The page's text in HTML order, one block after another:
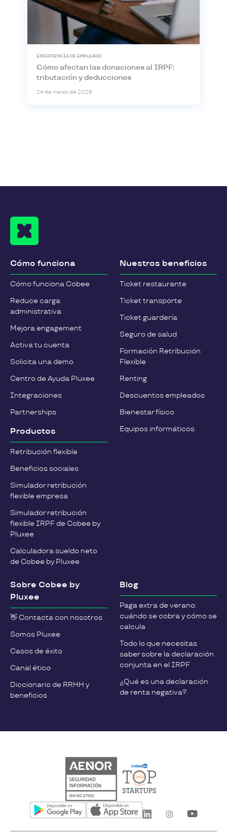
EXPERIENCIA DE EMPLEADO
Cómo afectan las donaciones al IRPF:
tributación y deducciones
24 de marzo de 2026
Cómo funciona
Cómo funciona Cobee
Reduce carga
administrativa
Mejora engagement
Activa tu cuenta
Solicita una demo
Centro de Ayuda Pluxee
Integraciones
Partnerships
Productos
Retribución flexible
Beneficios sociales
Simulador retribución
flexible empresa
Simulador retribución
flexible IRPF de Cobee by
Pluxee
Calculadora sueldo neto
de Cobee by Pluxee
Nuestros beneficios
Ticket restaurante
Ticket transporte
Ticket guardería
Seguro de salud
Formación Retribución
Flexible
Renting
Descuentos empleados
Bienestar físico
Equipos informáticos
Sobre Cobee by
Pluxee
👋 Contacta con nosotros
Somos Pluxee
Casos de éxito
Canal ético
Diccionario de RRHH y
beneficios
Blog
Paga extra de verano:
cuándo se cobra y cómo se
calcula
Todo lo que necesitas
saber sobre la declaración
conjunta en el IRPF
¿Qué es una declaración
de renta negativa?